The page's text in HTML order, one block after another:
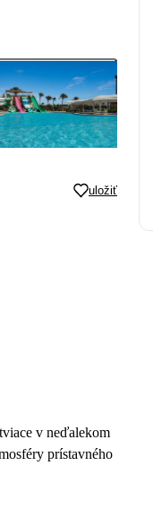
uložiť
v neďalekom
prístavného